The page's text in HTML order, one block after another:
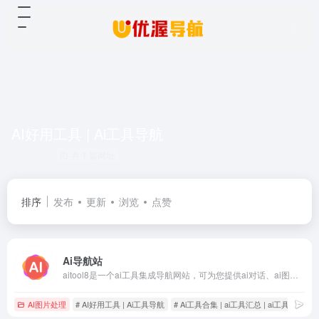
排序 发布 更新 浏览 点赞
Ai导航站
AI图片处理 # AI好用工具 | Ai工具导航 # Ai工具合集 | ai工具汇总 | ai工具推荐